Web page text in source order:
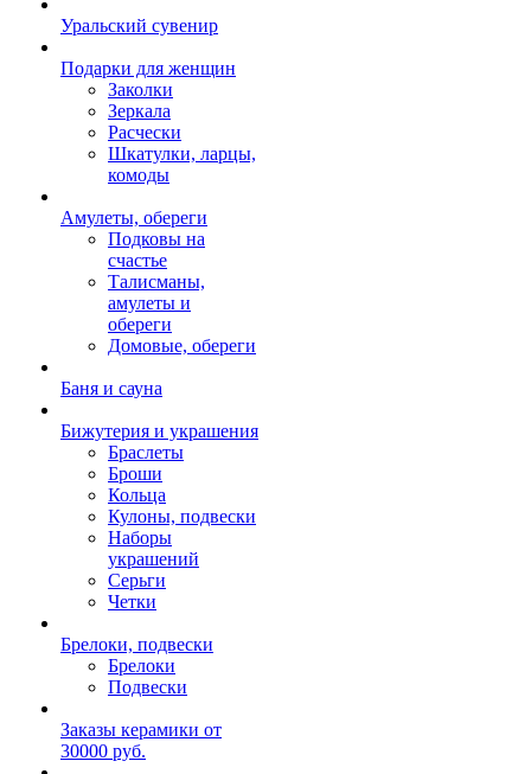
Уральский сувенир
Подарки для женщин
Заколки
Зеркала
Расчески
Шкатулки, ларцы,
комоды
Амулеты, обереги
Подковы на
счастье
Талисманы,
амулеты и
обереги
Домовые, обереги
Баня и сауна
Бижутерия и украшения
Браслеты
Броши
Кольца
Кулоны, подвески
Наборы
украшений
Серьги
Четки
Брелоки, подвески
Брелоки
Подвески
Заказы керамики от
30000 руб.